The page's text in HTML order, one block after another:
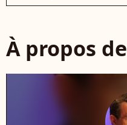
À propos de